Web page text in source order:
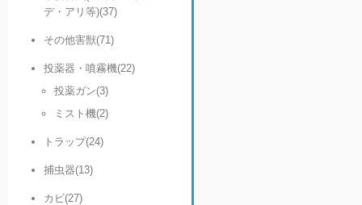
デ・アリ等)(37)
その他害獣(71)
投薬器・噴霧機(22)
投薬ガン(3)
ミスト機(2)
トラップ(24)
捕虫器(13)
カビ(27)